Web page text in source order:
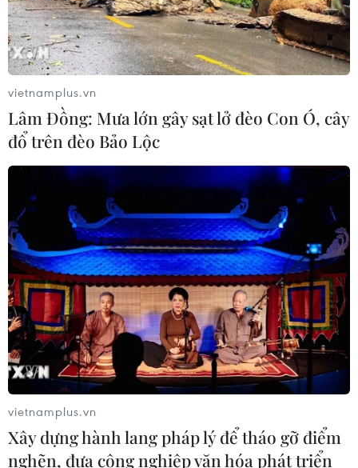
thống Mỹ Donald Trump muốn gửi tới nhà lãnh đạo
Triều Tiên Kim Jong-un.
vietnamplus.vn
Lâm Đồng: Mưa lớn gây sạt lở đèo Con Ó, cây
đổ trên đèo Bảo Lộc
vietnamplus.vn
Xây dựng hành lang pháp lý để tháo gỡ điểm
nghẽn, đưa công nghiệp văn hóa phát triển